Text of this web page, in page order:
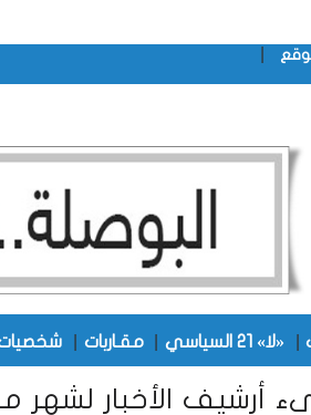
«لا» 21 السياسي مقـاربات
أرشيف الأخبار لشهر